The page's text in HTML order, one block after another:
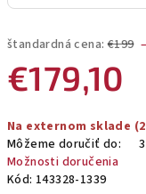
štandardná cena: €199
€179,10
cena:
Na externom sklade
Môžeme doručiť do:
Možnosti doručenia
Kód: 143328-1339